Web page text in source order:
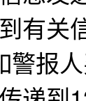
有关
报人